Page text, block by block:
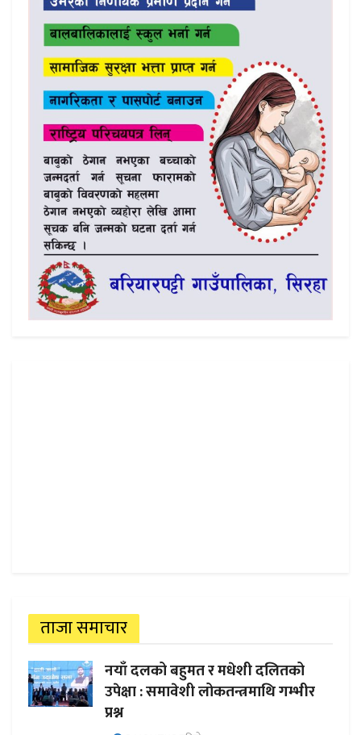
ताजा समाचार
नयाँ दलको बहुमत र मधेशी दलितको
उपेक्षा : समावेशी लोकतन्त्रमाथि गम्भीर
प्रश्न